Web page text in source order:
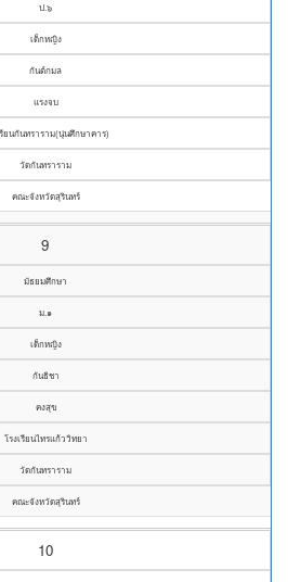
ป.๖
เด็กหญิง
กันต์กมล
แรงจบ
รียนกันทราราม(นุ่นศึกษาคาร)
วัดกันทราราม
คณะจังหวัดสุรินทร์
9
มัธยมศึกษา
ม.๑
เด็กหญิง
กันธิชา
คงสุข
โรงเรียนไทรแก้ววิทยา
วัดกันทราราม
คณะจังหวัดสุรินทร์
10